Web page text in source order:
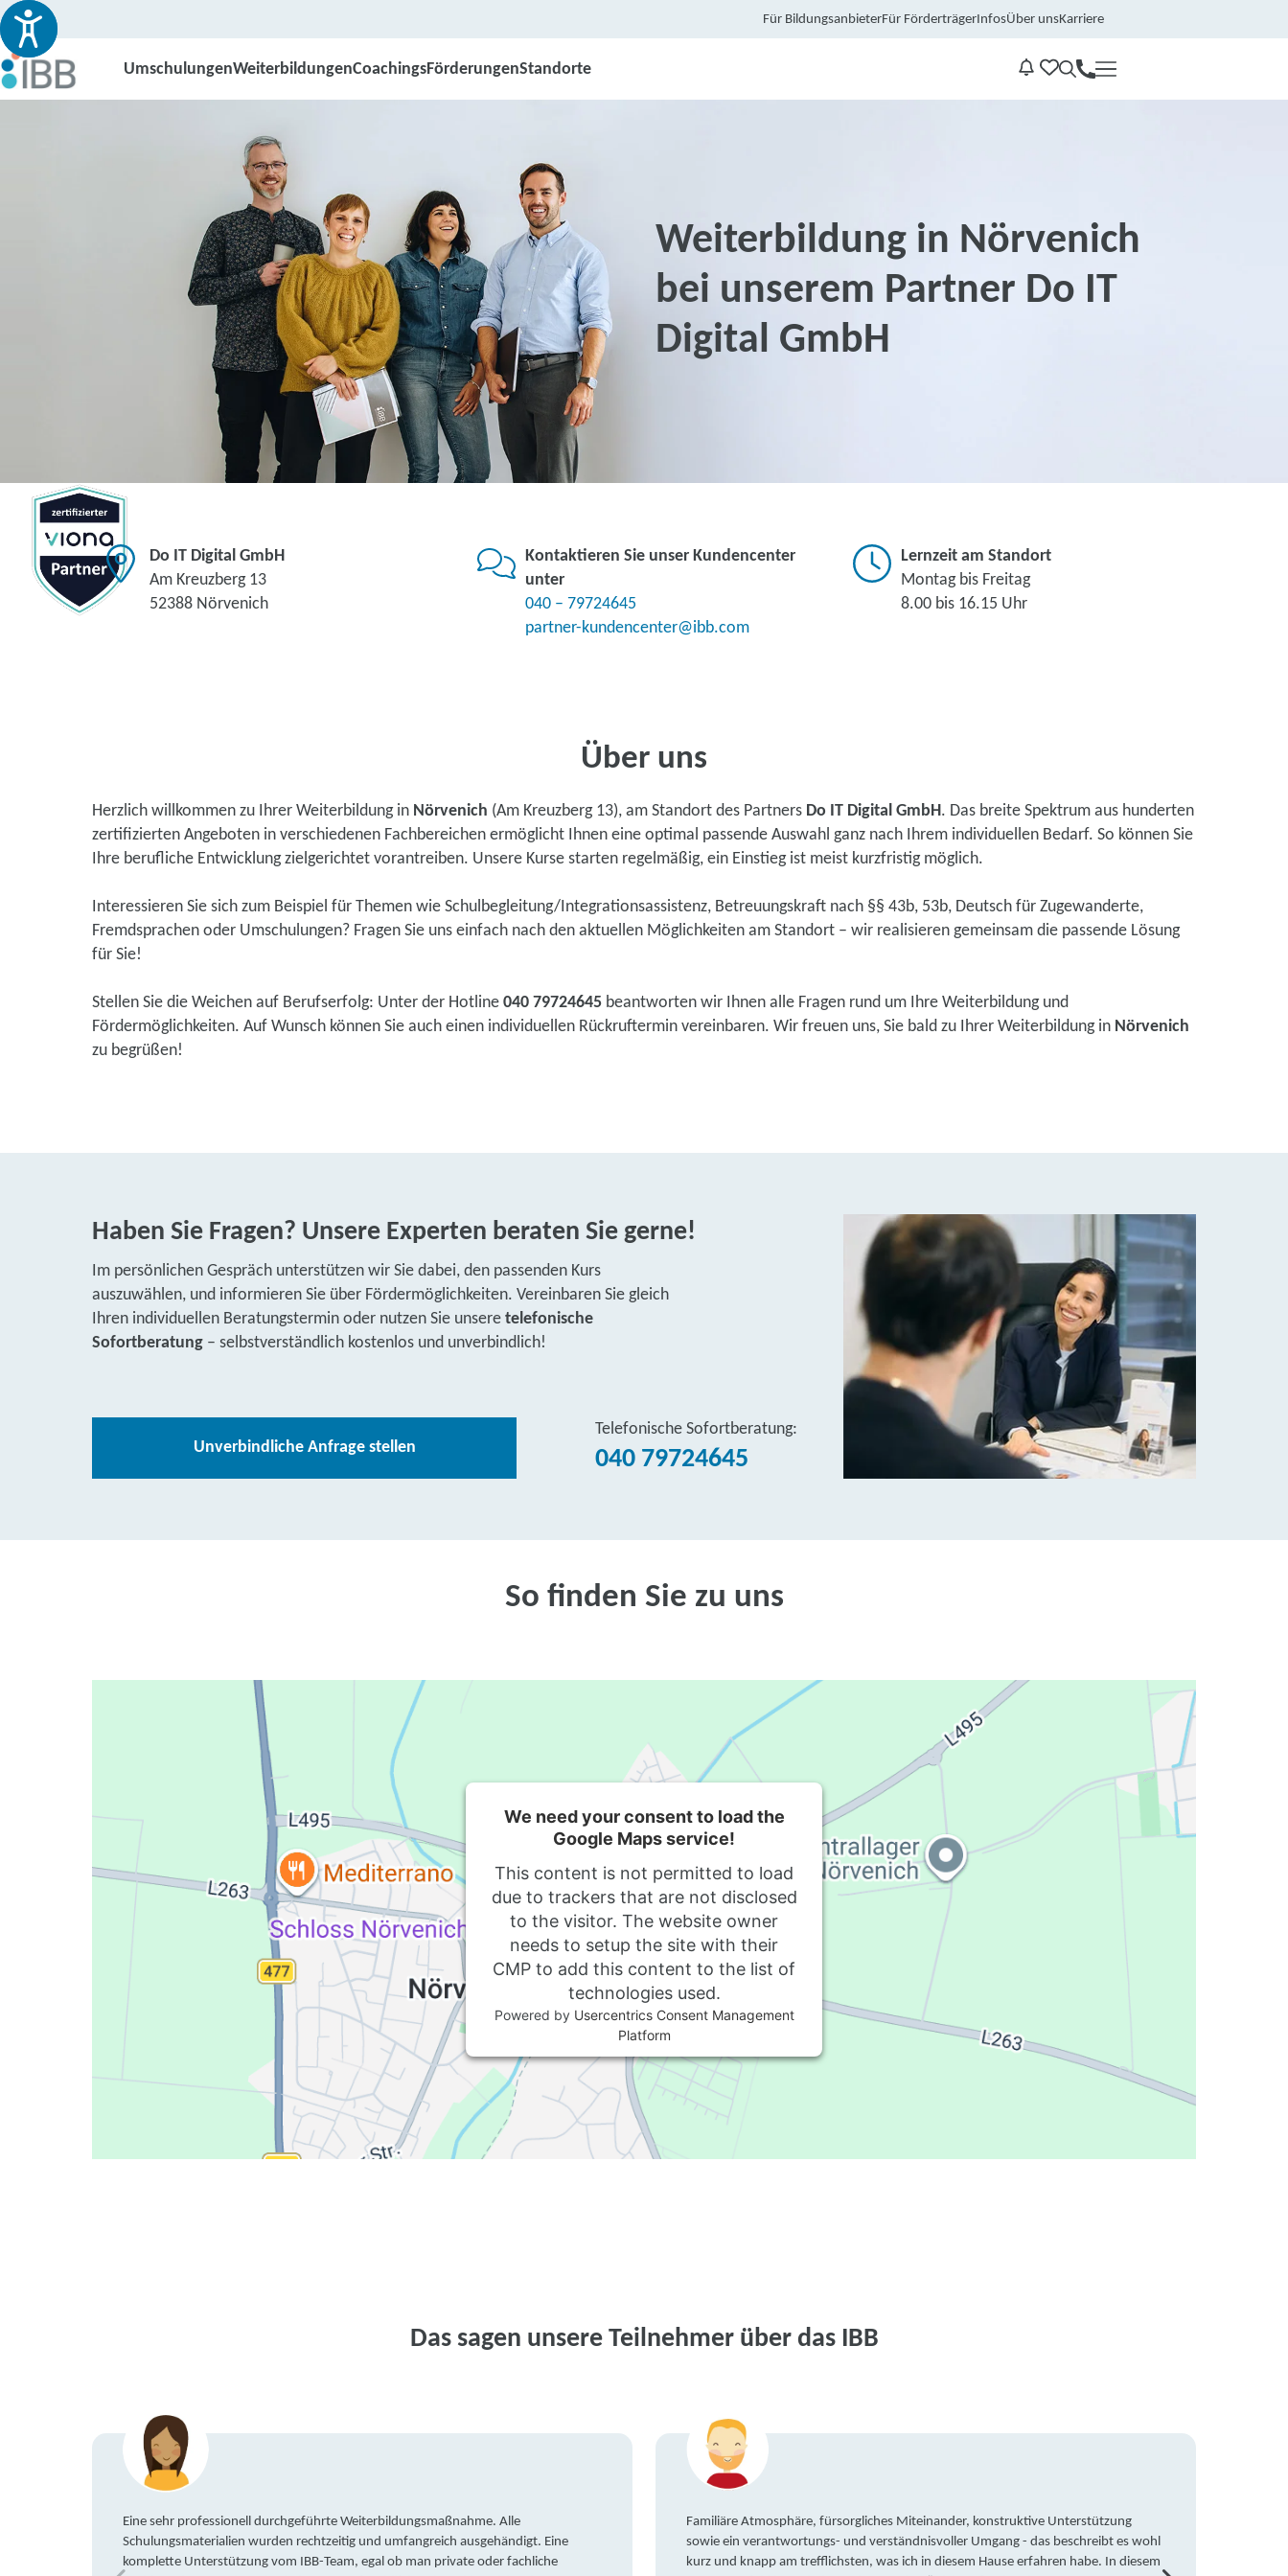
Für BildungsanbieterFür FörderträgerInfosÜber unsKarriere
UmschulungenWeiterbildungenCoachingsFörderungenStandorte
Kontakt
Weiterbildung in Nörvenich
bei unserem Partner Do IT
Digital GmbH
Do IT Digital GmbH
Am Kreuzberg 13
52388 Nörvenich
Kontaktieren Sie unser Kundencenter
unter
040 – 79724645
partner-kundencenter@ibb.com
Lernzeit am Standort
Montag bis Freitag
8.00 bis 16.15 Uhr
Über uns
Herzlich willkommen zu Ihrer Weiterbildung in Nörvenich (Am Kreuzberg 13), am Standort des Partners Do IT Digital GmbH. Das breite Spektrum aus hunderten
zertifizierten Angeboten in verschiedenen Fachbereichen ermöglicht Ihnen eine optimal passende Auswahl ganz nach Ihrem individuellen Bedarf. So können Sie
Ihre berufliche Entwicklung zielgerichtet vorantreiben. Unsere Kurse starten regelmäßig, ein Einstieg ist meist kurzfristig möglich.
Interessieren Sie sich zum Beispiel für Themen wie Schulbegleitung/Integrationsassistenz, Betreuungskraft nach §§ 43b, 53b, Deutsch für Zugewanderte,
Fremdsprachen oder Umschulungen? Fragen Sie uns einfach nach den aktuellen Möglichkeiten am Standort – wir realisieren gemeinsam die passende Lösung
für Sie!
Stellen Sie die Weichen auf Berufserfolg: Unter der Hotline 040 79724645 beantworten wir Ihnen alle Fragen rund um Ihre Weiterbildung und
Fördermöglichkeiten. Auf Wunsch können Sie auch einen individuellen Rückruftermin vereinbaren. Wir freuen uns, Sie bald zu Ihrer Weiterbildung in Nörvenich
zu begrüßen!
Haben Sie Fragen? Unsere Experten beraten Sie gerne!
Im persönlichen Gespräch unterstützen wir Sie dabei, den passenden Kurs
auszuwählen, und informieren Sie über Fördermöglichkeiten. Vereinbaren Sie gleich
Ihren individuellen Beratungstermin oder nutzen Sie unsere telefonische
Sofortberatung – selbstverständlich kostenlos und unverbindlich!
Unverbindliche Anfrage stellen
Telefonische Sofortberatung:
040 79724645
So finden Sie zu uns
We need your consent to load the
Google Maps service!
This content is not permitted to load
due to trackers that are not disclosed
to the visitor. The website owner
needs to setup the site with their
CMP to add this content to the list of
technologies used.
Powered by Usercentrics Consent Management
Platform
Das sagen unsere Teilnehmer über das IBB
Eine sehr professionell durchgeführte Weiterbildungsmaßnahme. Alle
Schulungsmaterialien wurden rechtzeitig und umfangreich ausgehändigt. Eine
komplette Unterstützung vom IBB-Team, egal ob man private oder fachliche
Familiäre Atmosphäre, fürsorgliches Miteinander, konstruktive Unterstützung
sowie ein verantwortungs- und verständnisvoller Umgang - das beschreibt es wohl
kurz und knapp am trefflichsten, was ich in diesem Hause erfahren habe. In diesem